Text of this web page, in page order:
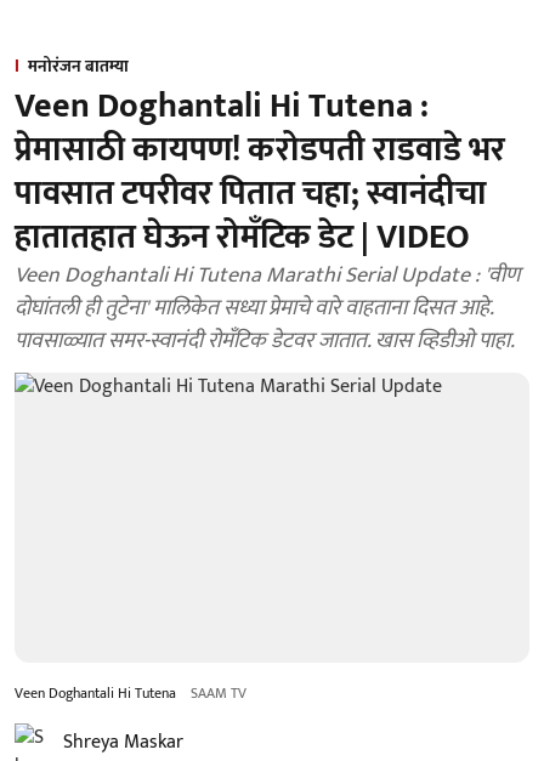
मनोरंजन बातम्या
Veen Doghantali Hi Tutena :
प्रेमासाठी कायपण! करोडपती राडवाडे भर
पावसात टपरीवर पितात चहा; स्वानंदीचा
हातातहात घेऊन रोमँटिक डेट | VIDEO
Veen Doghantali Hi Tutena Marathi Serial Update : 'वीण
दोघांतली ही तुटेना' मालिकेत सध्या प्रेमाचे वारे वाहताना दिसत आहे.
पावसाळ्यात समर-स्वानंदी रोमँटिक डेटवर जातात. खास व्हिडीओ पाहा.
Veen Doghantali Hi Tutena SAAM TV
Shreya Maskar